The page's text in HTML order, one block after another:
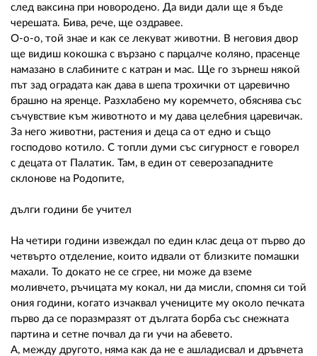
след ваксина при новородено. Да види дали ще я бъде
черешата. Бива, рече, ще оздравее.
О-о-о, той знае и как се лекуват животни. В неговия двор
ще видиш кокошка с вързано с парцалче коляно, прасенце
намазано в слабините с катран и мас. Ще го зърнеш някой
път зад оградата как дава в шепа трохички от царевично
брашно на яренце. Разхлабено му коремчето, обяснява със
съчувствие към животното и му дава целебния царевичак.
За него животни, растения и деца са от едно и също
господово котило. С топли думи със сигурност е говорел
с децата от Палатик. Там, в един от северозападните
склонове на Родопите,
дълги години бе учител
На четири години извеждал по един клас деца от първо до
четвърто отделение, които идвали от близките помашки
махали. То докато не се сгрее, ни може да вземе
моливчето, ръчицата му кокал, ни да мисли, спомня си той
ония години, когато изчаквал учениците му около печката
първо да се поразмразят от дългата борба със снежната
партина и сетне почвал да ги учи на абевето.
А, между другото, няма как да не е ашладисвал и дръвчета